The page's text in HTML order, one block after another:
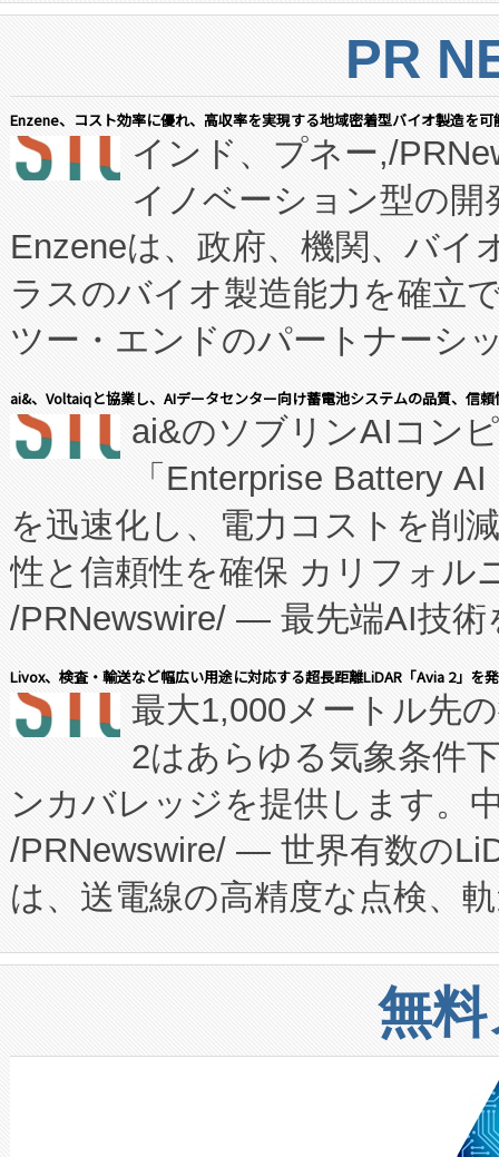
PR
Enzene、コスト効率に優れ、高収率を実現する地域密着型バイオ製造を
インド、プネー,/
イノベーション型の
Enzeneは、政府、機関、バイ
ラスのバイオ製造能力を確立
ツー・エンドのパートナーシ
表しました。 同社の実績ある
manufacturing™ (FCCM™) プ
たNeXは、バイオ医薬品製造
従来のフェッドバッチ施設の
に、患者やサプライチェーン
キー方式で拡張性が高く、持
す。FCCM‑を活用した現地生
患者にとっての費用負担を大
のアクセスを大幅に拡大する
Fully-Connected Continuous
プログラムには、施設設計・
に関する技術移転および知的
構造化トレーニングカリキュ
上げおよび商用化段階におけ
設備整備および立ち上げ調整
加組織は、Enzeneのバイオ
選定された製品について、自
ai&、Voltaiqと協業し、AIデータセンター向け蓄電池システムの品質、信
ai&のソブリンAIコン
「Enterprise Battery
を迅速化し、電力コストを削
性と信頼性を確保 カリフォル
/PRNewswire/ — 最先端AI技術
会社エーアイ・アンド：本社
President原信平）と、エンタ
ードするVoltaiqは、日本にあ
ーエネルギー貯蔵システム（
た。 Voltaiq独自のAI搭載プラ
定、統合、導入、運用に至る
安全性を追跡し、確保する事
増加しているデータセンター
る電力網に大きな負担をかけ
事業者の負担軽減という課題
系統連系を迅速にし、ピーク
Livox、検査・輸送など幅広い用途に対応する超長距離LiDAR「Avia 2」を
最大1,000メートル先
2はあらゆる気象条件
ンカバレッジを提供します。
/PRNewswire/ — 世界有数の
は、送電線の高精度な点検、
や穀物倉庫におけるバルク材
リューション「Avia 2」を発
したAvia 2は、1,000メート
狭視野のFOVを切り替えるこ
ケーブル、枝などの細かな対
無